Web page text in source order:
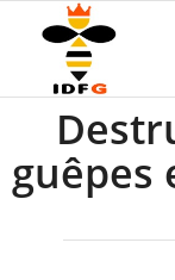
guêpes